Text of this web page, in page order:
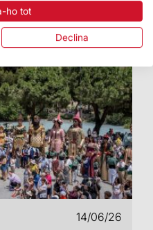
14/06/26
ho tot
Declina